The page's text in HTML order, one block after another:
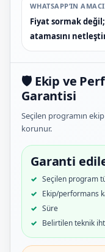
WHATSAPP’IN AMACI
Fiyat sormak
atamasını
🛡️ Ekip ve
Garantisi
Seçilen programın
korunur.
Garanti
Seçilen program
Ekip/performans
Süre
Belirtilen teknik